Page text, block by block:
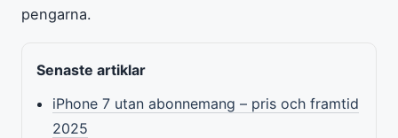
pengarna.
Senaste artiklar
iPhone 7 utan abonnemang – pris och framtid
2025